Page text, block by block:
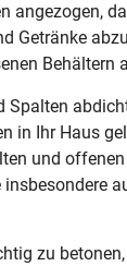
angezogen,
Getränke
Behältern
Spalten
in Ihr Haus
und
insbesondere
zu